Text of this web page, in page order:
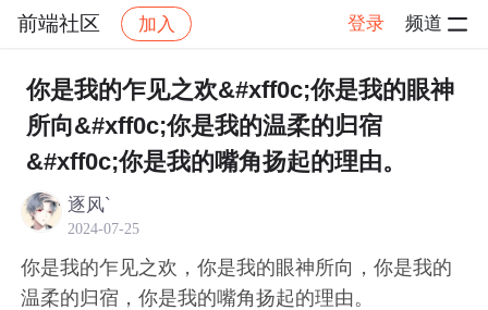
前端社区 加入 登录 频道
社区 前端社区 感慨 帖子详情
你是我的乍见之欢&#xff0c;你是我的眼神
所向&#xff0c;你是我的温柔的归宿
&#xff0c;你是我的嘴角扬起的理由。
逐风`
2024-07-25
你是我的乍见之欢，你是我的眼神所向，你是我的
温柔的归宿，你是我的嘴角扬起的理由。